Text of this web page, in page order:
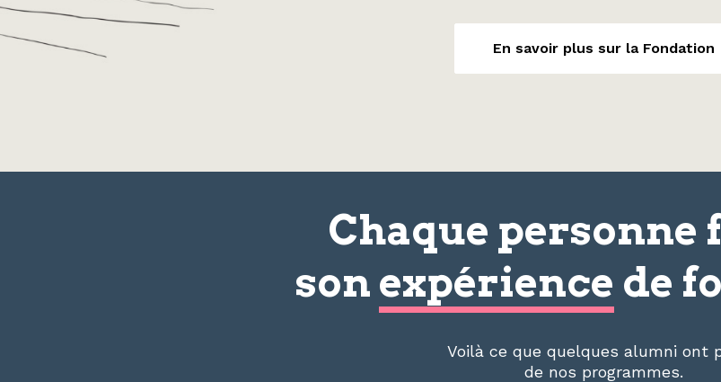
En savoir plus sur la Fondation
Chaque personne
son expérience de
Voilà ce que quelques alumni ont
de nos programmes.